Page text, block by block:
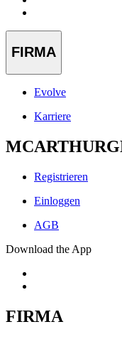
FIRMA
Evolve
Karriere
Registrieren
Einloggen
AGB
Download the App
FIRMA